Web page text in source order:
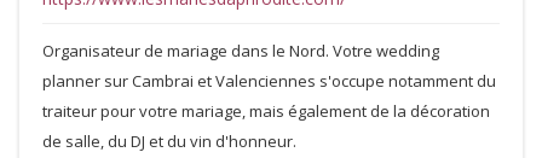
Organisateur de mariage dans le Nord. Votre wedding
planner sur Cambrai et Valenciennes s'occupe notamment du
traiteur pour votre mariage, mais également de la décoration
de salle, du DJ et du vin d'honneur.